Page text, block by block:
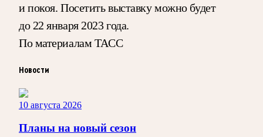
и покоя. Посетить выставку можно будет
до 22 января 2023 года.
По материалам ТАСС
Новости
10 августа 2026
Планы на новый сезон